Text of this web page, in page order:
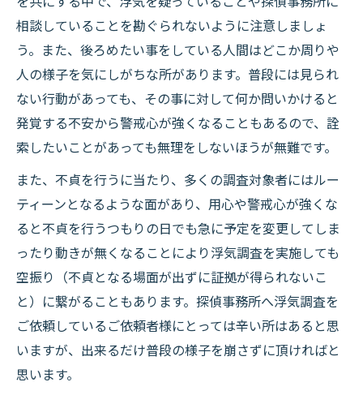
相談していることを勘ぐられないように注意しましょ
う。また、後ろめたい事をしている人間はどこか周りや
人の様子を気にしがちな所があります。普段には見られ
ない行動があっても、その事に対して何か問いかけると
発覚する不安から警戒心が強くなることもあるので、詮
索したいことがあっても無理をしないほうが無難です。
また、不貞を行うに当たり、多くの調査対象者にはルー
ティーンとなるような面があり、用心や警戒心が強くな
ると不貞を行うつもりの日でも急に予定を変更してしま
ったり動きが無くなることにより浮気調査を実施しても
空振り（不貞となる場面が出ずに証拠が得られないこ
と）に繋がることもあります。探偵事務所へ浮気調査を
ご依頼しているご依頼者様にとっては辛い所はあると思
いますが、出来るだけ普段の様子を崩さずに頂ければと
思います。